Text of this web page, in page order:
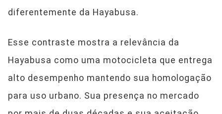
diferentemente da Hayabusa.
Esse contraste mostra a relevância da
Hayabusa como uma motocicleta que entrega
alto desempenho mantendo sua homologação
para uso urbano. Sua presença no mercado